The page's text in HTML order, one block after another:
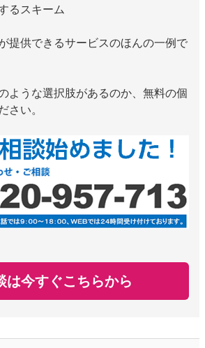
るスキーム
提供できるサービスのほんの一例で
ような選択肢があるのか、無料の個
さい。
は今すぐこちらから